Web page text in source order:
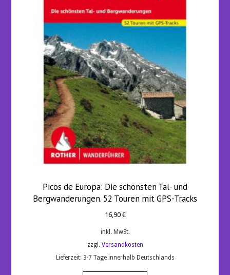
Picos de Europa: Die schönsten Tal- und
Bergwanderungen. 52 Touren mit GPS-Tracks
16,90 €
inkl. MwSt.
zzgl. Versandkosten
Lieferzeit: 3-7 Tage innerhalb Deutschlands